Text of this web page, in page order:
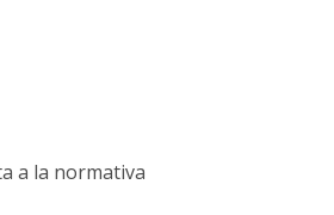
a la normativa